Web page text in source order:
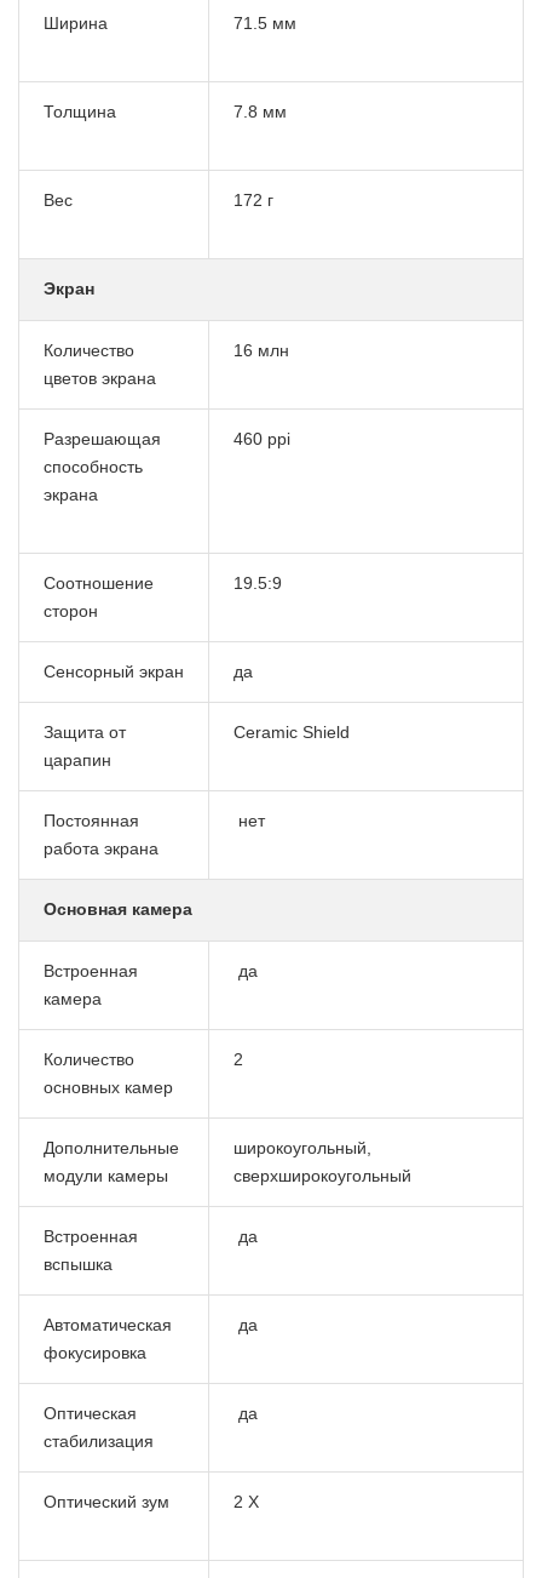
Ширина 71.5 мм
Толщина 7.8 мм
Вес 172 г
Экран
Количество
цветов экрана
16 млн
Разрешающая
способность
экрана
460 ppi
Соотношение
сторон
19.5:9
Сенсорный экран да
Защита от
царапин
Ceramic Shield
Постоянная
работа экрана
нет
Основная камера
Встроенная
камера
да
Количество
основных камер
2
Дополнительные
модули камеры
широкоугольный,
сверхширокоугольный
Встроенная
вспышка
да
Автоматическая
фокусировка
да
Оптическая
стабилизация
да
Оптический зум 2 Х